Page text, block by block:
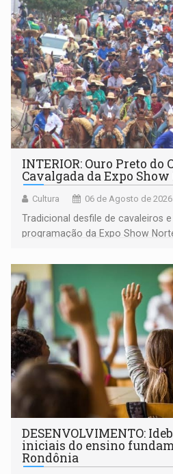
(NOVO)
INTERIOR: Ouro Preto do
Cavalgada da Expo
Cultura 06 de Agosto de
Tradicional desfile de cavaleiros
programação da Expo Show
DESENVOLVIMENTO:
iniciais do ensino
Rondônia